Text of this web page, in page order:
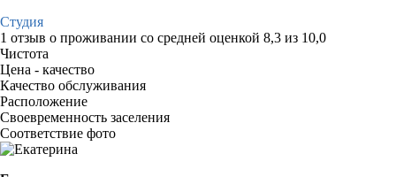
Студия
1 отзыв о проживании со средней оценкой 8,3 из 10,0
Чистота
Цена - качество
Качество обслуживания
Расположение
Своевременность заселения
Соответствие фото